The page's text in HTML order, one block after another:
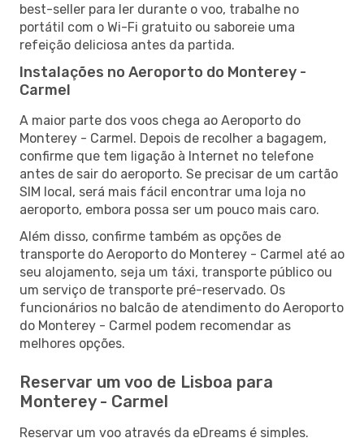
best-seller para ler durante o voo, trabalhe no
portátil com o Wi-Fi gratuito ou saboreie uma
refeição deliciosa antes da partida.
Instalações no Aeroporto do Monterey -
Carmel
A maior parte dos voos chega ao Aeroporto do
Monterey - Carmel. Depois de recolher a bagagem,
confirme que tem ligação à Internet no telefone
antes de sair do aeroporto. Se precisar de um cartão
SIM local, será mais fácil encontrar uma loja no
aeroporto, embora possa ser um pouco mais caro.
Além disso, confirme também as opções de
transporte do Aeroporto do Monterey - Carmel até ao
seu alojamento, seja um táxi, transporte público ou
um serviço de transporte pré-reservado. Os
funcionários no balcão de atendimento do Aeroporto
do Monterey - Carmel podem recomendar as
melhores opções.
Reservar um voo de Lisboa para
Monterey - Carmel
Reservar um voo através da eDreams é simples.